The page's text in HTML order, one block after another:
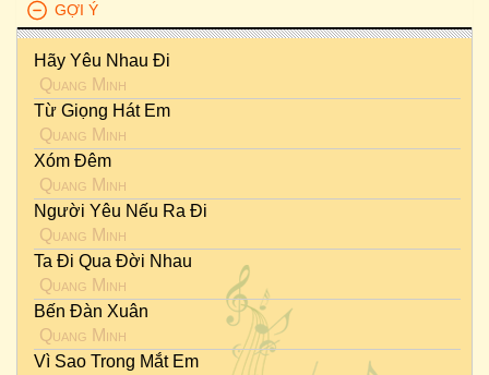
GỢI Ý
Hãy Yêu Nhau Đi
Quang Minh
Từ Giọng Hát Em
Quang Minh
Xóm Đêm
Quang Minh
Người Yêu Nếu Ra Đi
Quang Minh
Ta Đi Qua Đời Nhau
Quang Minh
Bến Đàn Xuân
Quang Minh
Vì Sao Trong Mắt Em